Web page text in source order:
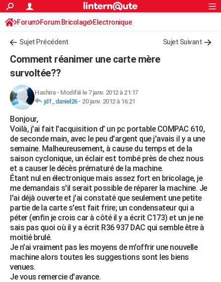
ACTUALITÉS
Politique
Société
Faits Divers
Education
Monde
Villes
+
Programme TV
Streaming
Sorties cinéma
FINANCE
Retraite
Impôts
Epargne
Immobilier
Risques naturels par ville
Banque
Assurance
Crédit
AUTO
Essais
Réserver un essai
Citadines
Berlines
SUV
Forum auto
HIGH-TECH
Mobiles
Meilleur smartphone
Internet
Ordinateurs
Jeux vidéo
Guide high-tech
+BRICOLAGE
Forum
Aménagement intérieur
Extérieur
Cuisine
Salle de bains
Jardinage
Rangement
WEEK-END
Guides de France
Escapades
Patrimoine
Expositions
Musées
Week-end nature
+LIFESTYLE
Art de vivre
Bien-être
Loisirs
Mode
Modes de vie
SANTE
Alimentation
Guide de la santé
Maladies
Médicaments
Sommeil
VOYAGE
Destinations
City break
Voyage nature
Voyage de noces
Forum
Climat
+PHOTO
GUIDES D'ACHAT
BONS PLANS
S'inscrire
Connexion
Forum Forum Bricolage Electronique
Sujet Précédent Sujet Suivant
Comment réanimer une carte mère
survoltée??
Hashira- Modifié le 7 janv. 2012 à 21:17
jdf_daniel26- 20 janv. 2012 à 16:21
Bonjour,
Voilà, j'ai fait l'acquisition d' un pc portable COMPAC 610,
de seconde main, avec le peu d'argent que j'avais il y a une
semaine. Malheureusement, à cause du temps et de la
saison cyclonique, un éclair est tombé près de chez nous
et a causer le décès prématuré de la machine.
Étant nul en électronique mais assez fort en bricolage, je
me demandais s'il serait possible de réparer la machine. Je
l'ai déjà ouverte et j'ai constaté que seulement une petite
partie de la carte s'est fait frire; un condensateur qui a
péter (enfin je crois car à côté il y a écrit C173) et un je ne
sais pas quoi où il y a écrit R36 937 DAC qui semble être à
moitié brulé.
Je n'ai vraiment pas les moyens de m'offrir une nouvelle
machine alors toutes les suggestions sont les biens
venues.
Je vous remercie d'avance.